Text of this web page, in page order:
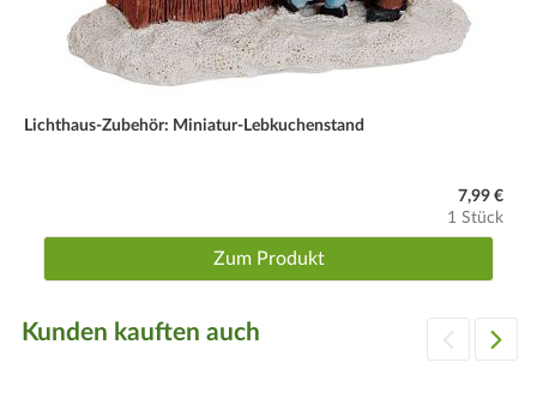
Lichthaus-Zubehör: Miniatur-Lebkuchenstand
7,99 €
1 Stück
Zum Produkt
Kunden kauften auch